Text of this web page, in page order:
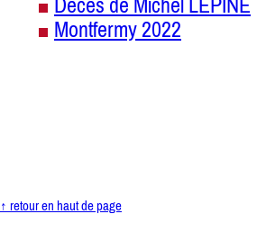
Décès de Michel LEPINE
Montfermy 2022
↑ retour en haut de page